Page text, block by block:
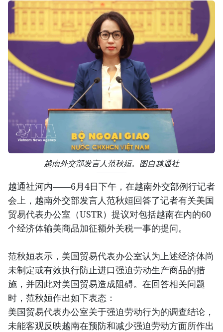
越南外交部发言人范秋姮。图自越通社
越通社河内——6月4日下午，在越南外交部例行记者
会上，越南外交部发言人范秋姮回答了记者有关美国
贸易代表办公室（USTR）提议对包括越南在内的60
个经济体输美商品加征额外关税一事的提问。
范秋姮表示，美国贸易代表办公室认为上述经济体尚
未制定或有效执行防止进口强迫劳动生产商品的措
施，并因此对美国贸易造成阻碍。在回答相关问题
时，范秋姮作出如下表态：
美国贸易代表办公室关于强迫劳动行为的调查结论，
未能客观反映越南在预防和减少强迫劳动方面所作出